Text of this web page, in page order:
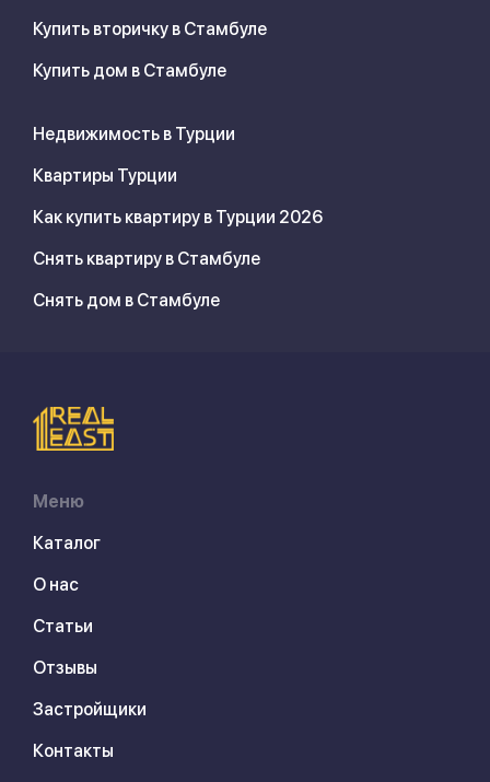
Купить вторичку в Стамбуле
Купить дом в Стамбуле
Недвижимость в Турции
Квартиры Турции
Как купить квартиру в Турции 2026
Снять квартиру в Стамбуле
Снять дом в Стамбуле
Меню
Каталог
О нас
Статьи
Отзывы
Застройщики
Контакты